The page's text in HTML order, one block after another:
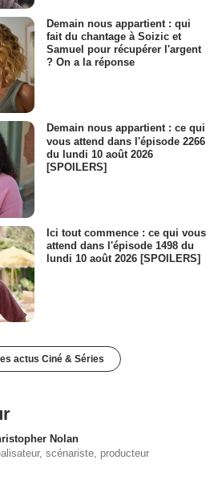
Demain nous appartient : qui
fait du chantage à Soizic et
Samuel pour récupérer l'argent
? On a la réponse
Demain nous appartient : ce qui
vous attend dans l'épisode 2266
du lundi 10 août 2026
[SPOILERS]
Ici tout commence : ce qui vous
attend dans l'épisode 1498 du
lundi 10 août 2026 [SPOILERS]
actus Ciné & Séries
Nolan
scénariste, producteur